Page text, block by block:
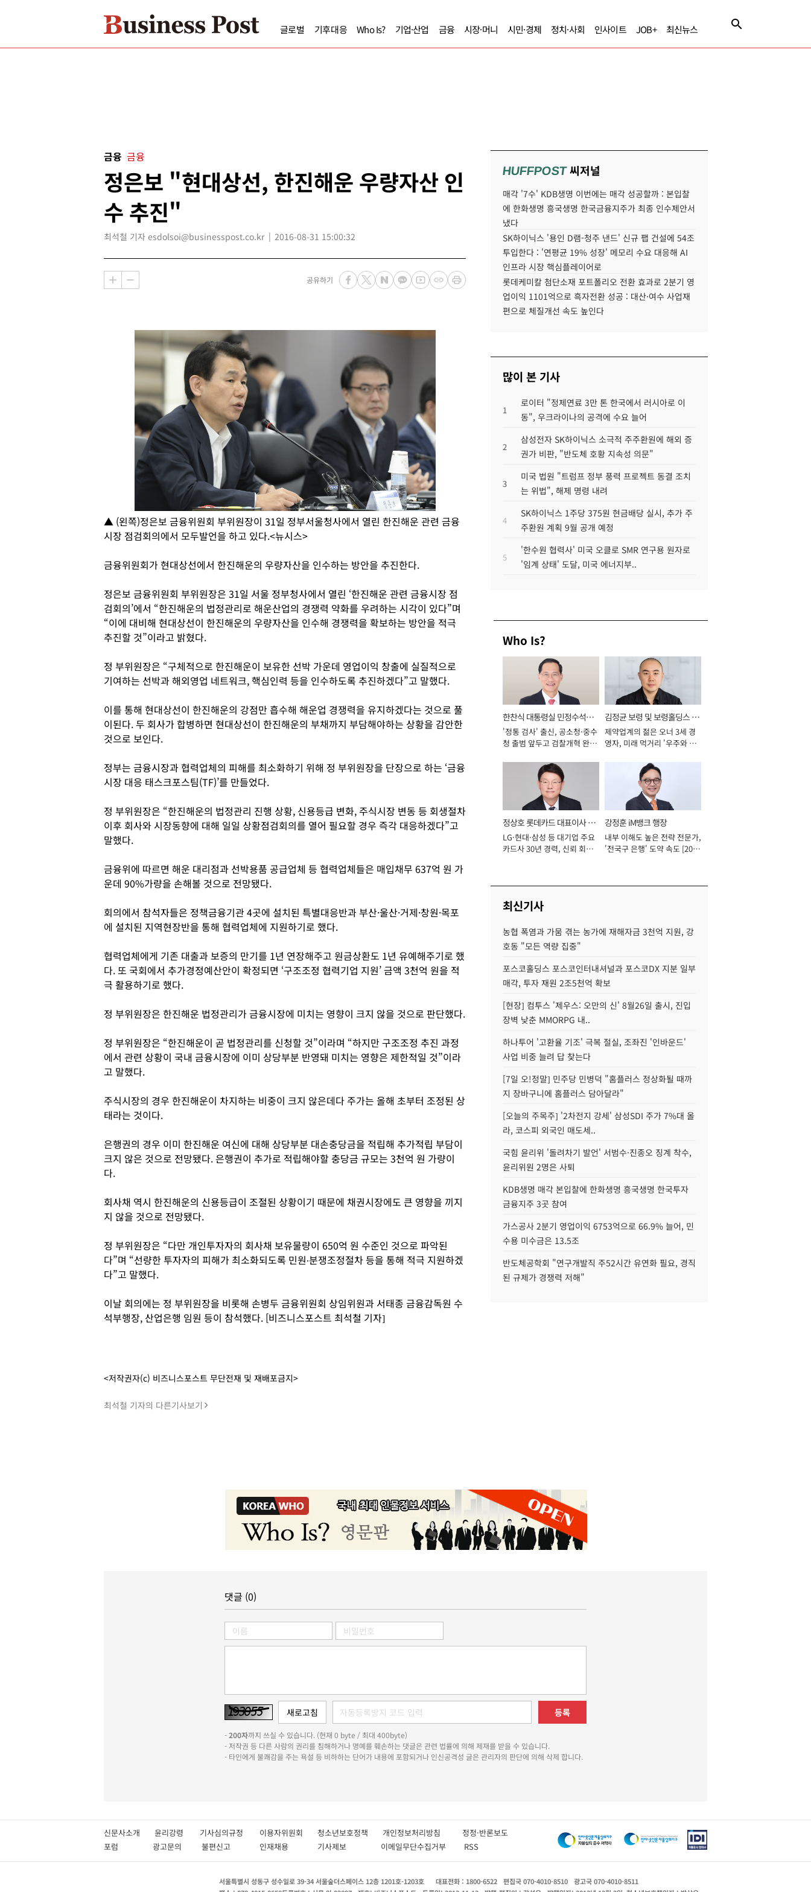
글로벌 기후대응 Who Is? 기업·산업 금융 시장·머니 시민·경제 정치·사회 인사이트 JOB+ 최신뉴스
금융 금융
정은보 "현대상선, 한진해운 우량자산 인
수 추진"
최석철 기자 esdolsoi@businesspost.co.kr 2016-08-31 15:00:32
공유하기
▲ (왼쪽)정은보 금융위원회 부위원장이 31일 정부서울청사에서 열린 한진해운 관련 금융
시장 점검회의에서 모두발언을 하고 있다.<뉴시스>
금융위원회가 현대상선에서 한진해운의 우량자산을 인수하는 방안을 추진한다.
정은보 금융위원회 부위원장은 31일 서울 정부청사에서 열린 ‘한진해운 관련 금융시장 점
검회의’에서 “한진해운의 법정관리로 해운산업의 경쟁력 약화를 우려하는 시각이 있다”며
“이에 대비해 현대상선이 한진해운의 우량자산을 인수해 경쟁력을 확보하는 방안을 적극
추진할 것”이라고 밝혔다.
정 부위원장은 “구체적으로 한진해운이 보유한 선박 가운데 영업이익 창출에 실질적으로
기여하는 선박과 해외영업 네트워크, 핵심인력 등을 인수하도록 추진하겠다”고 말했다.
이를 통해 현대상선이 한진해운의 강점만 흡수해 해운업 경쟁력을 유지하겠다는 것으로 풀
이된다. 두 회사가 합병하면 현대상선이 한진해운의 부채까지 부담해야하는 상황을 감안한
것으로 보인다.
정부는 금융시장과 협력업체의 피해를 최소화하기 위해 정 부위원장을 단장으로 하는 ‘금융
시장 대응 태스크포스팀(TF)’를 만들었다.
정 부위원장은 “한진해운의 법정관리 진행 상황, 신용등급 변화, 주식시장 변동 등 회생절차
이후 회사와 시장동향에 대해 일일 상황점검회의를 열어 필요할 경우 즉각 대응하겠다”고
말했다.
금융위에 따르면 해운 대리점과 선박용품 공급업체 등 협력업체들은 매입채무 637억 원 가
운데 90%가량을 손해볼 것으로 전망됐다.
회의에서 참석자들은 정책금융기관 4곳에 설치된 특별대응반과 부산·울산·거제·창원·목포
에 설치된 지역현장반을 통해 협력업체에 지원하기로 했다.
협력업체에게 기존 대출과 보증의 만기를 1년 연장해주고 원금상환도 1년 유예해주기로 했
다. 또 국회에서 추가경정예산안이 확정되면 ‘구조조정 협력기업 지원’ 금액 3천억 원을 적
극 활용하기로 했다.
정 부위원장은 한진해운 법정관리가 금융시장에 미치는 영향이 크지 않을 것으로 판단했다.
정 부위원장은 “한진해운이 곧 법정관리를 신청할 것”이라며 “하지만 구조조정 추진 과정
에서 관련 상황이 국내 금융시장에 이미 상당부분 반영돼 미치는 영향은 제한적일 것”이라
고 말했다.
주식시장의 경우 한진해운이 차지하는 비중이 크지 않은데다 주가는 올해 초부터 조정된 상
태라는 것이다.
은행권의 경우 이미 한진해운 여신에 대해 상당부분 대손충당금을 적립해 추가적립 부담이
크지 않은 것으로 전망됐다. 은행권이 추가로 적립해야할 충당금 규모는 3천억 원 가량이
다.
회사채 역시 한진해운의 신용등급이 조절된 상황이기 때문에 채권시장에도 큰 영향을 끼지
지 않을 것으로 전망됐다.
정 부위원장은 “다만 개인투자자의 회사채 보유물량이 650억 원 수준인 것으로 파악된
다”며 “선량한 투자자의 피해가 최소화되도록 민원∙분쟁조정절차 등을 통해 적극 지원하겠
다”고 말했다.
이날 회의에는 정 부위원장을 비롯해 손병두 금융위원회 상임위원과 서태종 금융감독원 수
석부행장, 산업은행 임원 등이 참석했다. [비즈니스포스트 최석철 기자]
<저작권자(c) 비즈니스포스트 무단전재 및 재배포금지>
최석철 기자의 다른기사보기
HUFFPOST씨저널
매각 '7수' KDB생명 이번에는 매각 성공할까 : 본입찰
에 한화생명 흥국생명 한국금융지주가 최종 인수제안서
냈다
SK하이닉스 '용인 D램-청주 낸드' 신규 팹 건설에 54조
투입한다 : '연평균 19% 성장' 메모리 수요 대응해 AI
인프라 시장 핵심플레이어로
롯데케미칼 첨단소재 포트폴리오 전환 효과로 2분기 영
업이익 1101억으로 흑자전환 성공 : 대산·여수 사업재
편으로 체질개선 속도 높인다
많이 본 기사
1
로이터 "정제연료 3만 톤 한국에서 러시아로 이
동", 우크라이나의 공격에 수요 늘어
2
삼성전자 SK하이닉스 소극적 주주환원에 해외 증
권가 비판, "반도체 호황 지속성 의문"
3
미국 법원 "트럼프 정부 풍력 프로젝트 동결 조치
는 위법", 해제 명령 내려
4
SK하이닉스 1주당 375원 현금배당 실시, 추가 주
주환원 계획 9월 공개 예정
5
'한수원 협력사' 미국 오클로 SMR 연구용 원자로
'임계 상태' 도달, 미국 에너지부..
Who Is?
한찬식 대통령실 민정수석비
서관
'정통 검사' 출신, 공소청·중수
청 출범 앞두고 검찰개혁 완수
김정균 보령 및 보령홀딩스 대
표이사 사장
제약업계의 젊은 오너 3세 경
영자, 미래 먹거리 '우주와 헬
정상호 롯데카드 대표이사 사
장
LG·현대·삼성 등 대기업 주요
카드사 30년 경력, 신뢰 회복
강정훈 iM뱅크 행장
내부 이해도 높은 전략 전문가,
'전국구 은행' 도약 속도 [2026
최신기사
농협 폭염과 가뭄 겪는 농가에 재해자금 3천억 지원, 강
호동 "모든 역량 집중"
포스코홀딩스 포스코인터내셔널과 포스코DX 지분 일부
매각, 투자 재원 2조5천억 확보
[현장] 컴투스 '제우스: 오만의 신' 8월26일 출시, 진입
장벽 낮춘 MMORPG 내..
하나투어 '고환율 기조' 극복 절실, 조좌진 '인바운드'
사업 비중 늘려 답 찾는다
[7일 오!정말] 민주당 민병덕 "홈플러스 정상화될 때까
지 장바구니에 홈플러스 담아달라"
[오늘의 주목주] '2차전지 강세' 삼성SDI 주가 7%대 올
라, 코스피 외국인 매도세..
국힘 윤리위 '돌려차기 발언' 서범수·진종오 징계 착수,
윤리위원 2명은 사퇴
KDB생명 매각 본입찰에 한화생명 흥국생명 한국투자
금융지주 3곳 참여
가스공사 2분기 영업이익 6753억으로 66.9% 늘어, 민
수용 미수금은 13.5조
반도체공학회 "연구개발직 주52시간 유연화 필요, 경직
된 규제가 경쟁력 저해"
댓글 (0)
등록
-200자까지 쓰실 수 있습니다. (현재 0 byte / 최대 400byte)
- 저작권 등 다른 사람의 권리를 침해하거나 명예를 훼손하는 댓글은 관련 법률에 의해 제재를 받을 수 있습니다.
- 타인에게 불쾌감을 주는 욕설 등 비하하는 단어가 내용에 포함되거나 인신공격성 글은 관리자의 판단에 의해 삭제 합니다.
신문사소개 윤리강령 기사심의규정 이용자위원회 청소년보호정책 개인정보처리방침 정정·반론보도
포럼
광고문의 불편신고 인재채용 기사제보 이메일무단수집거부 RSS
서울특별시 성동구 성수일로 39-34 서울숲더스페이스 12층 1201호-1203호 대표전화 : 1800-6522 편집국 070-4010-8510
광고국 070-4010-8511